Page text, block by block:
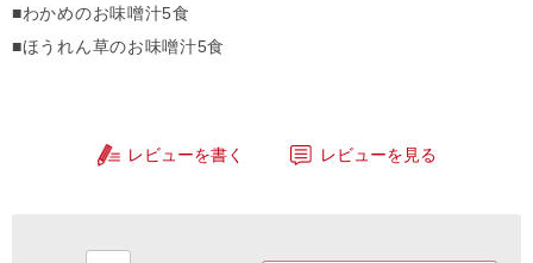
■わかめのお味噌汁5食
■ほうれん草のお味噌汁5食
レビューを書く レビューを見る